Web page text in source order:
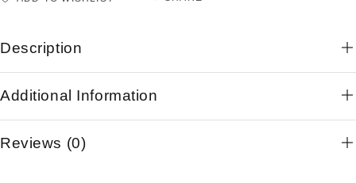
Description
Additional Information
Reviews (0)